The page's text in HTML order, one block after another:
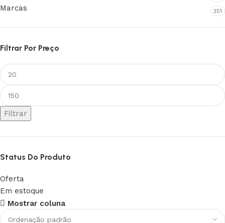
Marcas 351
Filtrar Por Preço
Filtrar
Status Do Produto
Oferta
Em estoque
Upholstered chair
Mostrar coluna